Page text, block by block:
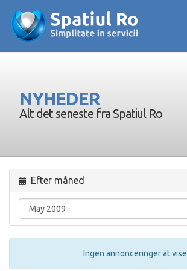
NYHEDER
Alt det seneste fra Spatiul Ro
Efter måned
Ingen annonceringer at vise